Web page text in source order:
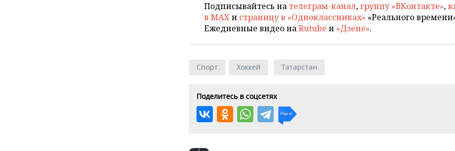
Подписывайтесь на телеграм-канал,группу «ВКонтакте»,
в MAXи страницу в «Одноклассниках» «Реального
Ежедневные видео наRutube и «Дзене».
Спорт Хоккей Татарстан
Поделитесь в соцсетях